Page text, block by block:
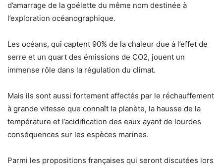
d’amarrage de la goélette du même nom destinée à
l’exploration océanographique.
Les océans, qui captent 90% de la chaleur due à l’effet de
serre et un quart des émissions de CO2, jouent un
immense rôle dans la régulation du climat.
Mais ils sont aussi fortement affectés par le réchauffement
à grande vitesse que connaît la planète, la hausse de la
température et l’acidification des eaux ayant de lourdes
conséquences sur les espèces marines.
Parmi les propositions françaises qui seront discutées lors